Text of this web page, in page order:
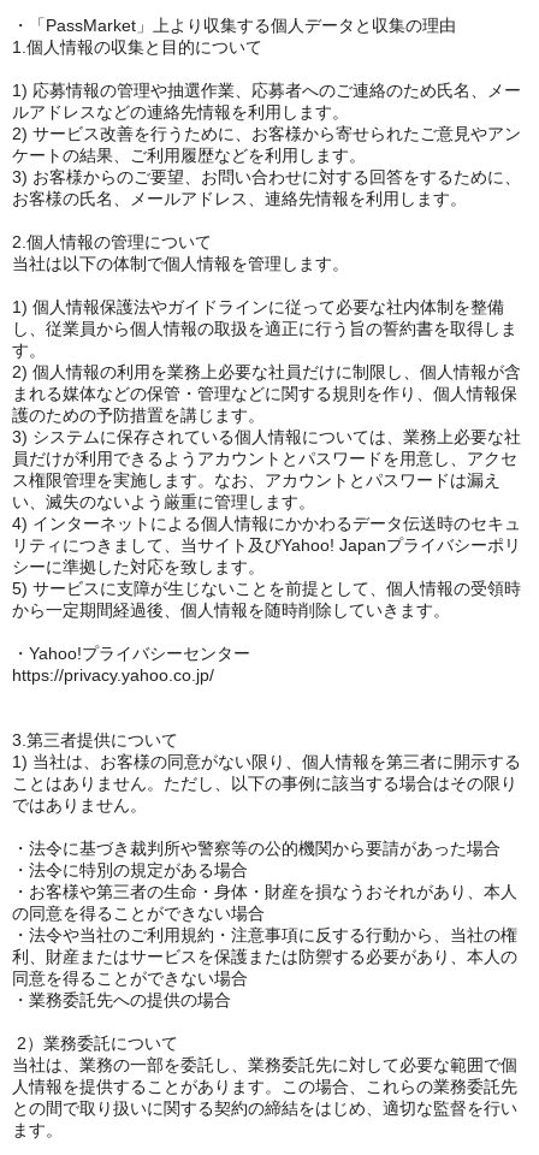
・「PassMarket」上より収集する個人データと収集の理由
1.個人情報の収集と目的について
1) 応募情報の管理や抽選作業、応募者へのご連絡のため氏名、メー
ルアドレスなどの連絡先情報を利用します。
2) サービス改善を行うために、お客様から寄せられたご意見やアン
ケートの結果、ご利用履歴などを利用します。
3) お客様からのご要望、お問い合わせに対する回答をするために、
お客様の氏名、メールアドレス、連絡先情報を利用します。
2.個人情報の管理について
当社は以下の体制で個人情報を管理します。
1) 個人情報保護法やガイドラインに従って必要な社内体制を整備
し、従業員から個人情報の取扱を適正に行う旨の誓約書を取得しま
す。
2) 個人情報の利用を業務上必要な社員だけに制限し、個人情報が含
まれる媒体などの保管・管理などに関する規則を作り、個人情報保
護のための予防措置を講じます。
3) システムに保存されている個人情報については、業務上必要な社
員だけが利用できるようアカウントとパスワードを用意し、アクセ
ス権限管理を実施します。なお、アカウントとパスワードは漏え
い、滅失のないよう厳重に管理します。
4) インターネットによる個人情報にかかわるデータ伝送時のセキュ
リティにつきまして、当サイト及びYahoo! Japanプライバシーポリ
シーに準拠した対応を致します。
5) サービスに支障が生じないことを前提として、個人情報の受領時
から一定期間経過後、個人情報を随時削除していきます。
・Yahoo!プライバシーセンター
https://privacy.yahoo.co.jp/
3.第三者提供について
1) 当社は、お客様の同意がない限り、個人情報を第三者に開示する
ことはありません。ただし、以下の事例に該当する場合はその限り
ではありません。
・法令に基づき裁判所や警察等の公的機関から要請があった場合
・法令に特別の規定がある場合
・お客様や第三者の生命・身体・財産を損なうおそれがあり、本人
の同意を得ることができない場合
・法令や当社のご利用規約・注意事項に反する行動から、当社の権
利、財産またはサービスを保護または防禦する必要があり、本人の
同意を得ることができない場合
・業務委託先への提供の場合
2）業務委託について
当社は、業務の一部を委託し、業務委託先に対して必要な範囲で個
人情報を提供することがあります。この場合、これらの業務委託先
との間で取り扱いに関する契約の締結をはじめ、適切な監督を行い
ます。